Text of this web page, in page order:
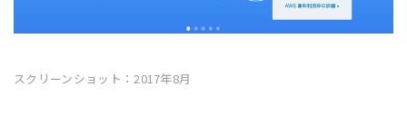
スクリーンショット：2017年8月